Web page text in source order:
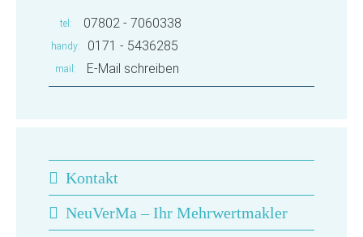
tel 07802 - 7060338
handy 0171 - 5436285
mail E-Mail schreiben
Kontakt
NeuVerMa – Ihr Mehrwertmakler